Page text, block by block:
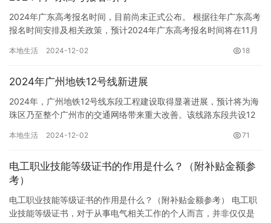
2024年广东高考报名时间，目前尚未正式公布。 根据往年广东高考
报名时间安排及相关政策，预计2024年广东高考报名时间将在11月
本地生活 2024-12-02 18
2024年广州地铁12号线新进展
2024年，广州地铁12号线东段工程建设取得显著进展，预计将为海
珠区乃至整个广州市的交通网络带来重大改善。该线路东段共设12
本地生活 2024-12-02 71
电工职业技能等级证书的作用是什么？（附补贴金额参
考）
电工职业技能等级证书的作用是什么？（附补贴金额参考） 电工职
业技能等级证书，对于从事电气相关工作的个人而言，并非仅仅是